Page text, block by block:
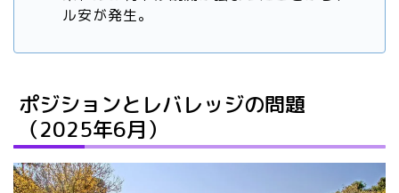
ル安が発生。
ポジションとレバレッジの問題
（2025年6月）